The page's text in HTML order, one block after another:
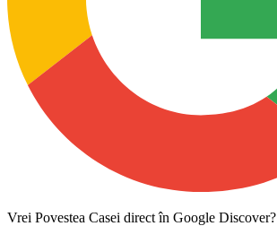
Vrei Povestea Casei direct în Google Discover?